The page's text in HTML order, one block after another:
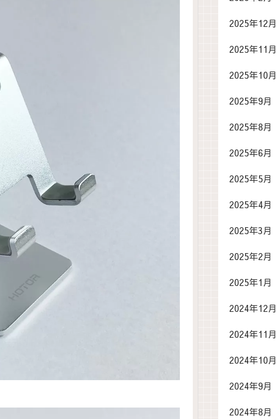
2025年12月
2025年11月
2025年10月
2025年9月
2025年8月
2025年6月
2025年5月
2025年4月
2025年3月
2025年2月
2025年1月
2024年12月
2024年11月
2024年10月
2024年9月
2024年8月